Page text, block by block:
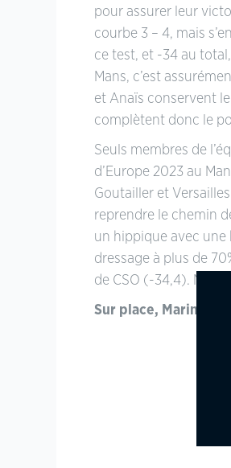
pour assurer leur
courbe 3 – 4, mais
ce test, et -34 au
Mans, c’est
et Anaïs conservent
complètent donc le
Seuls membres de
d’Europe 2023 au
Goutailler et
reprendre le chemin
un hippique avec une
dressage à plus de
de CSO (-34,4).
Sur place, Marine